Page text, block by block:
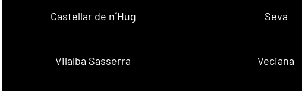
Castellar de n´Hug Seva
Vilalba Sasserra Veciana